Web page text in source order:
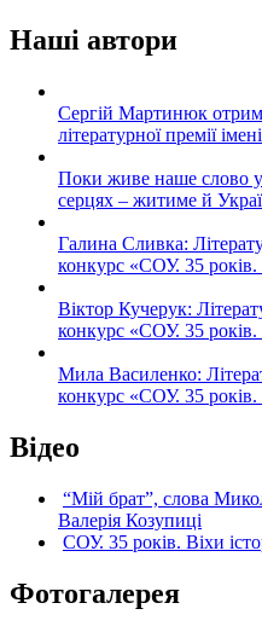
Наші автори
Сергій Мартинюк
літературної премії
Поки живе наше слово
серцях – житиме й
Галина Сливка:
конкурс «СОУ. 35 років.
Віктор Кучерук:
конкурс «СОУ. 35 років.
Мила Василенко:
конкурс «СОУ. 35 років.
Відео
“Мій брат”, слова
Валерія Козупиці
СОУ. 35 років. Віхи
Фотогалерея